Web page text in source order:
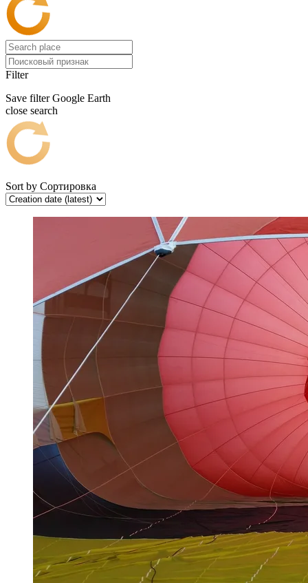
Filter
Save filter Google Earth
close search
Sort by Сортировка